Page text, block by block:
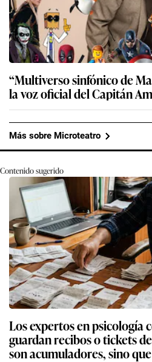
“Multiverso sinfónico de
la voz oficial del Capitán
Más sobre Microteatro
Contenido sugerido
Los expertos en psicología
guardan recibos o tickets
son acumuladores, sino